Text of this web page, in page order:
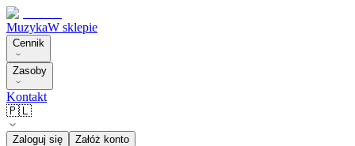
MuzykaW sklepie
Cennik
Zasoby
Kontakt
🇵🇱
Zaloguj się Załóż konto